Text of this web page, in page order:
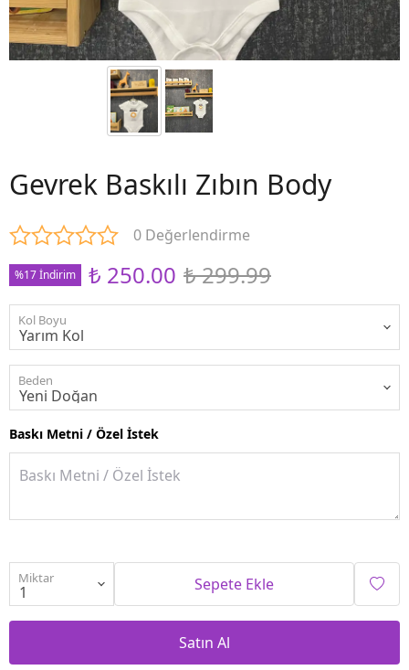
Gevrek Baskılı Zıbın Body
0 Değerlendirme
%17 İndirim ₺ 250.00 ₺ 299.99
Kol Boyu
Beden
Baskı Metni / Özel İstek
Miktar Sepete Ekle
Satın Al